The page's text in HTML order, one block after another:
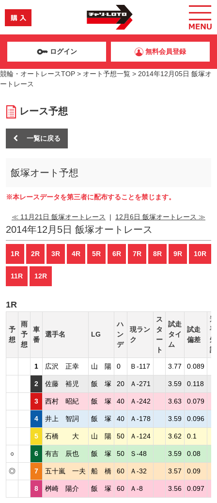
ログイン 無料会員登録
競輪・オートレースTOP > オート予想一覧 > 2014年12月05日 飯塚オ
ートレース
レース予想
一覧に戻る
飯塚オート予想
※本レースデータを第三者に配布することを禁じます。
≪ 11月21日 飯塚オートレース | 12月6日 飯塚オートレース ≫
2014年12月5日 飯塚オートレース
1R 2R 3R 4R 5R 6R 7R 8R 9R 10R
11R 12R
1R
予
想
雨
予
想
車
番
選手名 LG
ハ
ン
デ
現ラン
ク
ス
タ
ー
ト
試走
タイ
ム
試走
偏差
選
手
短
評
1 広沢 正幸 山 陽 0 Ｂ-117 3.77 0.089
2 佐藤 裕児 飯 塚 20 Ａ-271 3.59 0.118
3 西村 昭紀 飯 塚 40 Ａ-242 3.63 0.079
4 井上 智詞 飯 塚 40 Ａ-178 3.59 0.096
5 石橋 大 山 陽 50 Ａ-124 3.62 0.1
○ 6 有吉 辰也 飯 塚 50 Ｓ-48 3.59 0.08
◎ 7 五十嵐 一夫 船 橋 60 Ａ-32 3.57 0.09
8 桝崎 陽介 飯 塚 60 Ａ-8 3.56 0.097